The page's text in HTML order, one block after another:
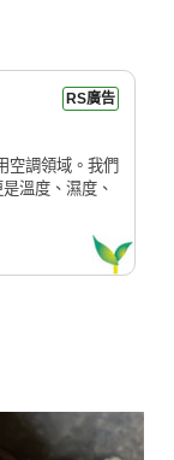
RS廣告
空調領域。我們
溫度、濕度、